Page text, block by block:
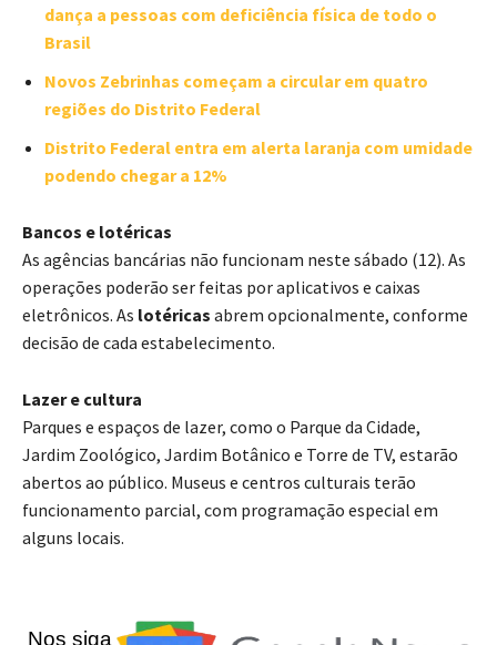
dança a pessoas com deficiência física de todo o
Brasil
Novos Zebrinhas começam a circular em quatro
regiões do Distrito Federal
Distrito Federal entra em alerta laranja com umidade
podendo chegar a 12%
Bancos e lotéricas
As agências bancárias não funcionam neste sábado (12). As
operações poderão ser feitas por aplicativos e caixas
eletrônicos. As lotéricas abrem opcionalmente, conforme
decisão de cada estabelecimento.
Lazer e cultura
Parques e espaços de lazer, como o Parque da Cidade,
Jardim Zoológico, Jardim Botânico e Torre de TV, estarão
abertos ao público. Museus e centros culturais terão
funcionamento parcial, com programação especial em
alguns locais.
Nos siga